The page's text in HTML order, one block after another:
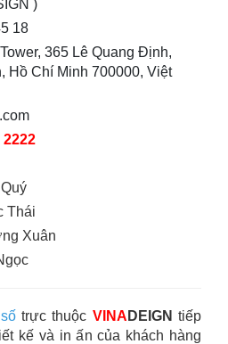
)
18
365 Lê Quang Định,
Hồ Chí Minh 700000, Việt
2222
Thái
Xuân
trực thuộc VINA DEIGN tiếp
kế và in ấn của khách hàng